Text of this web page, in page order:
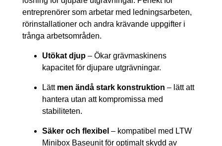
entreprenörer som arbetar med ledningsarbeten,
rörinstallationer och andra krävande uppgifter i
trånga arbetsområden.
Utökat djup – Ökar grävmaskinens
kapacitet för djupare utgrävningar.
Lätt men ändå stark konstruktion – lätt att
hantera utan att kompromissa med
stabiliteten.
Säker och flexibel – kompatibel med LTW
Minibox Baseunit för optimalt skydd av